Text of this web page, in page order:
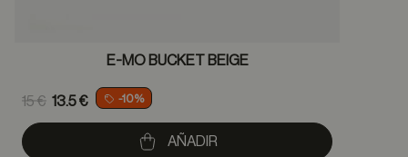
E-MO BUCKET BEIGE
Price reduced from
15 €
to
13.5 € -10%
AÑADIR